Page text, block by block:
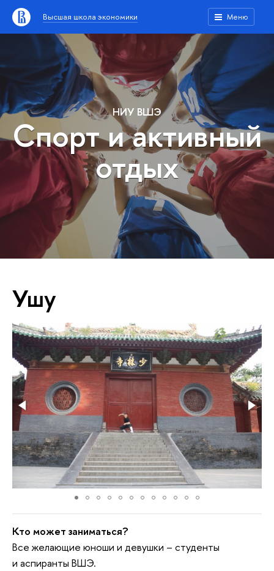
Высшая школа экономики Меню
НИУ ВШЭ
Спорт и активный
отдых
Ушу
Кто может заниматься?
Все желающие юноши и девушки – студенты
и аспиранты ВШЭ.